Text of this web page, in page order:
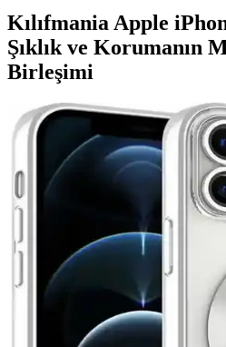
Kılıfmania Apple
Şıklık ve Korumanın
Birleşimi